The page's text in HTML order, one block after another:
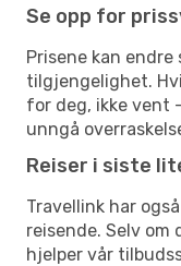
Se opp for
Prisene kan
tilgjengelighet.
for deg, ikke vent
unngå
Reiser i siste
Travellink har
reisende. Selv
hjelper vår